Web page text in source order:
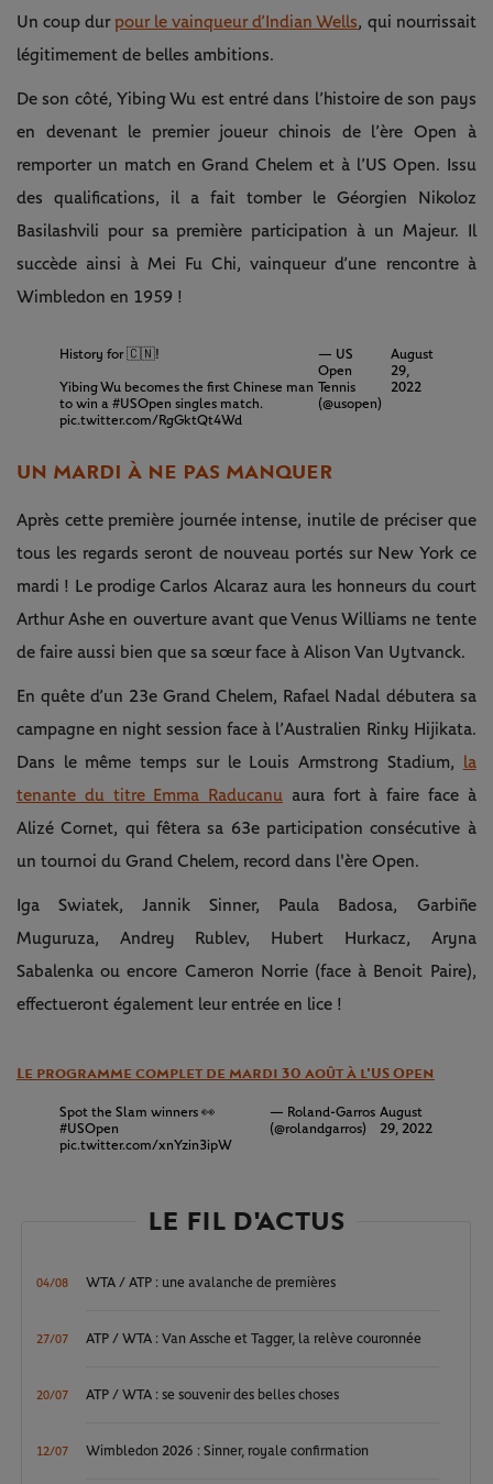
Un coup dur pour le vainqueur d’Indian Wells, qui nourrissait
légitimement de belles ambitions.
De son côté, Yibing Wu est entré dans l’histoire de son pays
en devenant le premier joueur chinois de l’ère Open à
remporter un match en Grand Chelem et à l’US Open. Issu
des qualifications, il a fait tomber le Géorgien Nikoloz
Basilashvili pour sa première participation à un Majeur. Il
succède ainsi à Mei Fu Chi, vainqueur d’une rencontre à
Wimbledon en 1959 !
History for 🇨🇳!
Yibing Wu becomes the first Chinese man
to win a #USOpen singles match.
pic.twitter.com/RgGktQt4Wd
— US
Open
Tennis
(@usopen)
August
29,
2022
UN MARDI À NE PAS MANQUER
Après cette première journée intense, inutile de préciser que
tous les regards seront de nouveau portés sur New York ce
mardi ! Le prodige Carlos Alcaraz aura les honneurs du court
Arthur Ashe en ouverture avant que Venus Williams ne tente
de faire aussi bien que sa sœur face à Alison Van Uytvanck.
En quête d’un 23e Grand Chelem, Rafael Nadal débutera sa
campagne en night session face à l’Australien Rinky Hijikata.
Dans le même temps sur le Louis Armstrong Stadium,
la
tenante du titre Emma Raducanu aura fort à faire face à
Alizé Cornet, qui fêtera sa 63e participation consécutive à
un tournoi du Grand Chelem, record dans l'ère Open.
Iga Swiatek, Jannik Sinner, Paula Badosa, Garbiñe
Muguruza, Andrey Rublev, Hubert Hurkacz, Aryna
Sabalenka ou encore Cameron Norrie (face à Benoit Paire),
effectueront également leur entrée en lice !
Le programme complet de mardi 30 août à l'US Open
Spot the Slam winners 👀
#USOpen
pic.twitter.com/xnYzin3ipW
— Roland-Garros
(@rolandgarros)
August
29, 2022
LE FIL D'ACTUS
04/08 WTA / ATP : une avalanche de premières
27/07 ATP / WTA : Van Assche et Tagger, la relève couronnée
20/07 ATP / WTA : se souvenir des belles choses
12/07 Wimbledon 2026 : Sinner, royale confirmation